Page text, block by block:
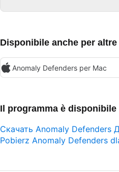
Disponibile anche per
Anomaly Defenders per Mac
Il programma è
Скачать Anomaly Defenders
Pobierz Anomaly Defenders